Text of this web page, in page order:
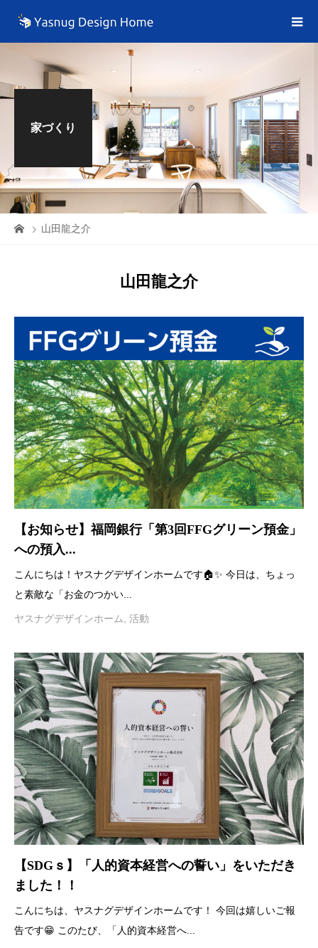
家づくり
山田龍之介
山田龍之介
【お知らせ】福岡銀行「第3回FFGグリーン預金」
への預入...
こんにちは！ヤスナグデザインホームです🏠✨ 今日は、ちょっ
と素敵な「お金のつかい...
ヤスナグデザインホーム 活動
【SDGｓ】「人的資本経営への誓い」をいただき
ました！！
こんにちは、ヤスナグデザインホームです！ 今回は嬉しいご報
告です😁 このたび、「人的資本経営へ...